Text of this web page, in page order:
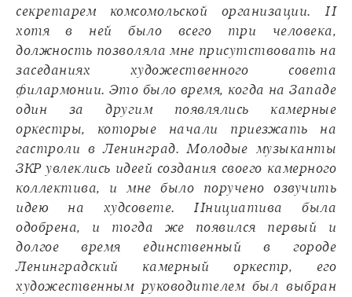
секретарем комсомольской организации. И
хотя в ней было всего три человека,
должность позволяла мне присутствовать на
заседаниях художественного совета
филармонии. Это было время, когда на Западе
один за другим появлялись камерные
оркестры, которые начали приезжать на
гастроли в Ленинград. Молодые музыканты
ЗКР увлеклись идеей создания своего камерного
коллектива, и мне было поручено озвучить
идею на худсовете. Инициатива была
одобрена, и тогда же появился первый и
долгое время единственный в городе
Ленинградский камерный оркестр, его
художественным руководителем был выбран